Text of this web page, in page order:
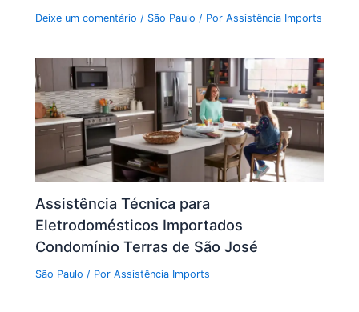
Deixe um comentário / São Paulo / PorAssistência Imports
Assistência Técnica para
Eletrodomésticos Importados
Condomínio Terras de São José
São Paulo / PorAssistência Imports